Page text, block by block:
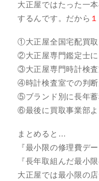
大正屋ではたった一
するんです。だから
①大正屋全国宅配買
②大正屋専門鑑定士
③大正屋専門時計検
④時計検査室での判
⑤ブランド別に長年
⑥最後に買取事業部
まとめると…
『最小限の修理費デ
『長年取組んだ最小
大正屋では最小限の